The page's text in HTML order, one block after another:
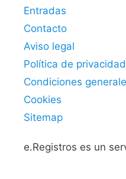
Entradas
Contacto
Aviso legal
Política de privacidad
Condiciones
Cookies
Sitemap
e.Registros es un